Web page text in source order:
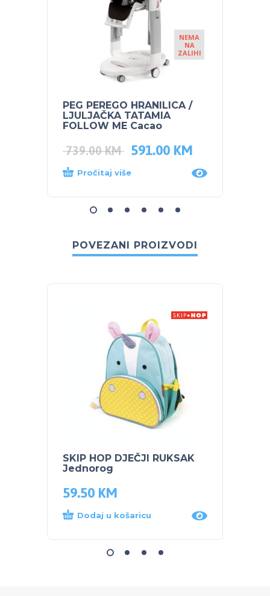
NEMA
NA
ZALIHI
PEG PEREGO HRANILICA /
LJULJAČKA TATAMIA
FOLLOW ME Cacao
739.00KM 591.00 KM
Pročitaj više
POVEZANI PROIZVODI
SKIP HOP DJEČJI RUKSAK
Jednorog
59.50 KM
Dodaj u košaricu